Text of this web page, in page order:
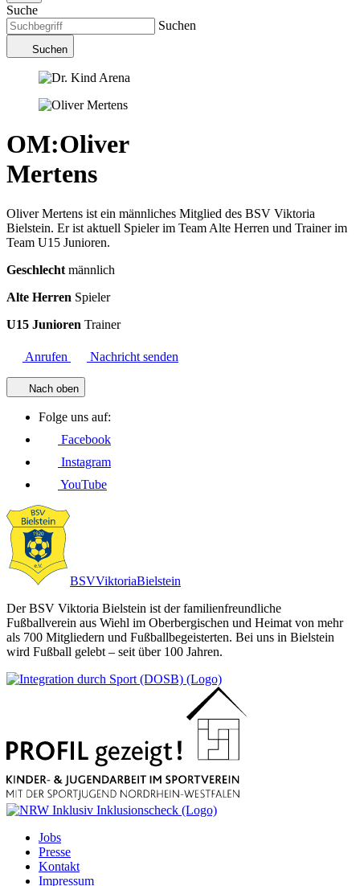
Suche
Suchen
Suchen
OM:Oliver
Mertens
Oliver Mertens ist ein männliches Mitglied des BSV Viktoria
Bielstein. Er ist aktuell Spieler im Team Alte Herren und Trainer im
Team U15 Junioren.
Geschlecht männlich
Alte Herren Spieler
U15 Junioren Trainer
Anrufen Nachricht senden
Nach oben
Folge uns auf:
Facebook
Instagram
YouTube
BSVViktoriaBielstein
Der BSV Viktoria Bielstein ist der familienfreundliche
Fußballverein aus Wiehl im Oberbergischen und Heimat von mehr
als 700 Mitgliedern und Fußballbegeisterten. Bei uns in Bielstein
wird Fußball gelebt – seit über 100 Jahren.
Jobs
Presse
Kontakt
Impressum